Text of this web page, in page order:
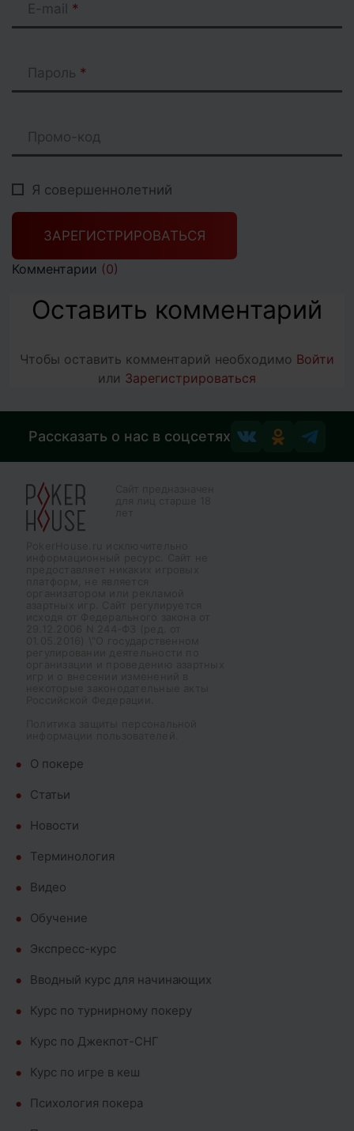
E-mail
Пароль
Промо-код
Я совершеннолетний
ЗАРЕГИСТРИРОВАТЬСЯ
Комментарии (0)
Оставить комментарий
Чтобы оставить комментарий необходимо Войти
или Зарегистрироваться
Рассказать о нас в соцсетях
О покере
Cтатьи
Новости
Терминология
Видео
Обучение
Экспресс-курс
Вводный курс для начинающих
Курс по турнирному покеру
Курс по Джекпот-СНГ
Курс по игре в кеш
Психология покера